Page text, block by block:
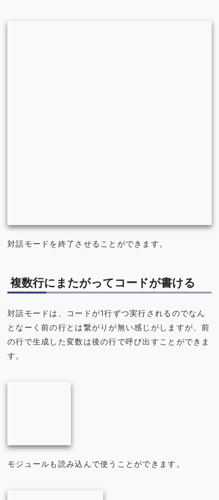
対話モードを終了させることができます。
複数行にまたがってコードが書ける
対話モードは、コードが1行ずつ実行されるのでなん
となーく前の行とは繋がりが無い感じがしますが、前
の行で生成した変数は後の行で呼び出すことができま
す。
モジュールも読み込んで使うことができます。